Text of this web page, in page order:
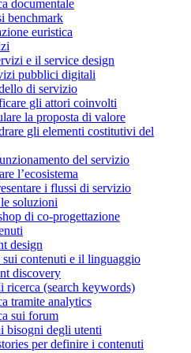
documentale
benchmark
euristica
e il service design
pubblici digitali
di servizio
gli attori coinvolti
la proposta di valore
gli elementi costitutivi del
del servizio
l’ecosistema
i flussi di servizio
soluzioni
di co-progettazione
design
sui contenuti e il linguaggio
discovery
ricerca (search keywords)
tramite analytics
sui forum
bisogni degli utenti
per definire i contenuti